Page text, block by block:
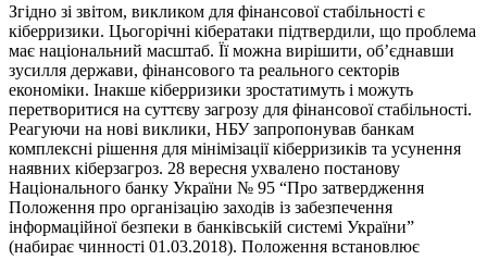
Згідно зі звітом, викликом для фінансової стабільності є
кіберризики. Цьогорічні кібератаки підтвердили, що проблема
має національний масштаб. Її можна вирішити, об’єднавши
зусилля держави, фінансового та реального секторів
економіки. Інакше кіберризики зростатимуть і можуть
перетворитися на суттєву загрозу для фінансової стабільності.
Реагуючи на нові виклики, НБУ запропонував банкам
комплексні рішення для мінімізації кіберризиків та усунення
наявних кіберзагроз. 28 вересня ухвалено постанову
Національного банку України № 95 “Про затвердження
Положення про організацію заходів із забезпечення
інформаційної безпеки в банківській системі України”
(набирає чинності 01.03.2018). Положення встановлює